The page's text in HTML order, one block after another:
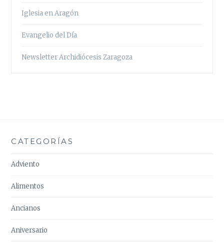
Iglesia en Aragón
Evangelio del Día
Newsletter Archidiócesis Zaragoza
CATEGORÍAS
Adviento
Alimentos
Ancianos
Aniversario